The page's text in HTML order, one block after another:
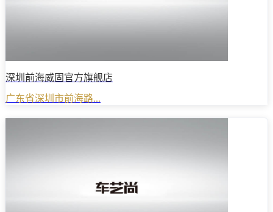
深圳前海威固官方旗舰店
广东省深圳市前海路...